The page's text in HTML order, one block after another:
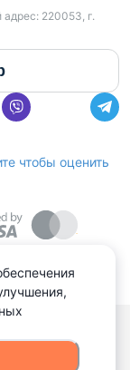
220053, г.
чтобы оценить
допускается